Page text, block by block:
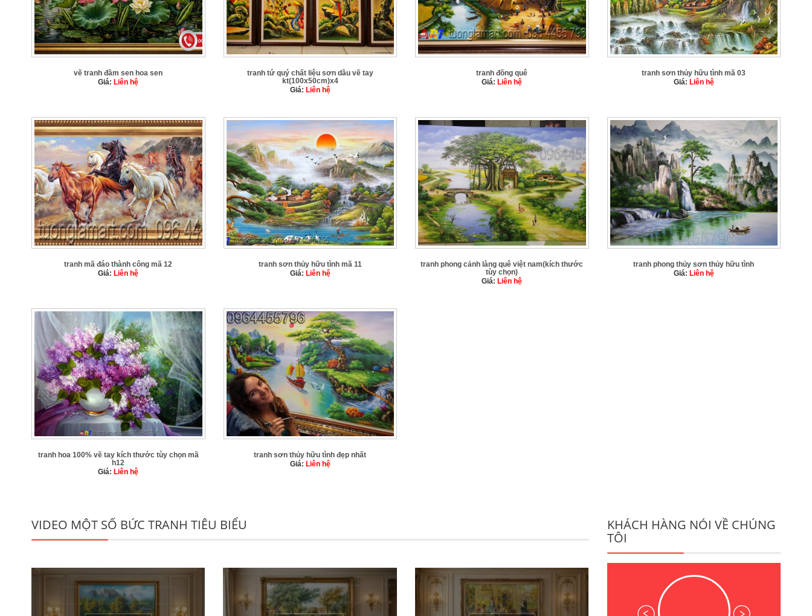
vẽ tranh đầm sen hoa sen
Giá:Liên hệ
tranh tứ quý chất liệu sơn dầu vẽ tay
kt(100x50cm)x4
Giá: Liên hệ
tranh đồng quê
Giá:Liên hệ
tranh sơn thủy hữu tình mã 03
Giá: Liên hệ
tranh mã đáo thành công mã 12
Giá:Liên hệ
tranh sơn thủy hữu tình mã 11
Giá: Liên hệ
tranh phong cảnh làng quê việt nam(kích thước
tùy chọn)
Giá:Liên hệ
tranh phong thủy sơn thủy hữu tình
Giá: Liên hệ
tranh hoa 100% vẽ tay kích thước tùy chọn mã
h12
Giá: Liên hệ
tranh sơn thủy hữu tình đẹp nhất
Giá: Liên hệ
VIDEO MỘT SỐ BỨC TRANH TIÊU BIỂU
KHÁCH HÀNG NÓI VỀ CHÚNG
TÔI